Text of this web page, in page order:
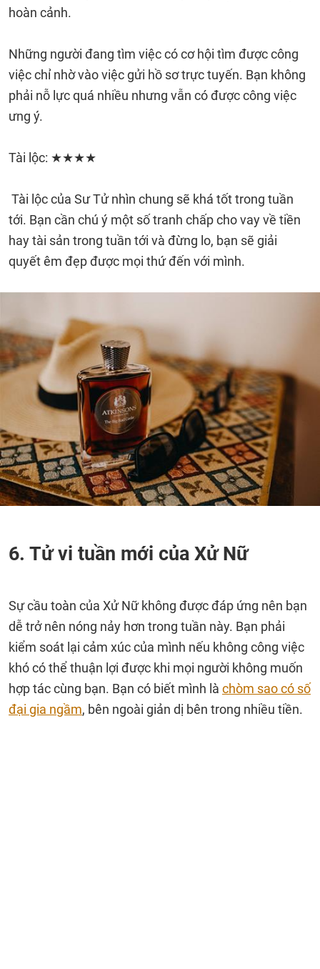
hoàn cảnh.
Những người đang tìm việc có cơ hội tìm được công
việc chỉ nhờ vào việc gửi hồ sơ trực tuyến. Bạn không
phải nỗ lực quá nhiều nhưng vẫn có được công việc
ưng ý.
Tài lộc: ★★★★
Tài lộc của Sư Tử nhìn chung sẽ khá tốt trong tuần
tới. Bạn cần chú ý một số tranh chấp cho vay về tiền
hay tài sản trong tuần tới và đừng lo, bạn sẽ giải
quyết êm đẹp được mọi thứ đến với mình.
6. Tử vi tuần mới của Xử Nữ
Sự cầu toàn của Xử Nữ không được đáp ứng nên bạn
dễ trở nên nóng nảy hơn trong tuần này. Bạn phải
kiểm soát lại cảm xúc của mình nếu không công việc
khó có thể thuận lợi được khi mọi người không muốn
hợp tác cùng bạn. Bạn có biết mình là chòm sao có số
đại gia ngầm, bên ngoài giản dị bên trong nhiều tiền.